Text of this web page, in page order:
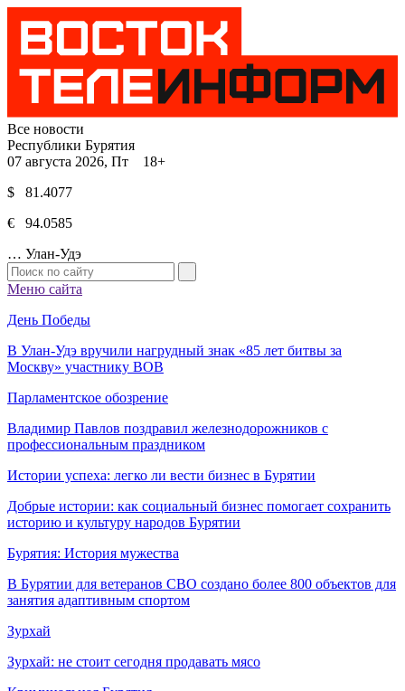
Все новости
Республики Бурятия
07 августа 2026, Пт 18+
$ 81.4077
€ 94.0585
… Улан-Удэ
Меню сайта
День Победы
В Улан-Удэ вручили нагрудный знак «85 лет битвы за
Москву» участнику ВОВ
Парламентское обозрение
Владимир Павлов поздравил железнодорожников с
профессиональным праздником
Истории успеха: легко ли вести бизнес в Бурятии
Добрые истории: как социальный бизнес помогает сохранить
историю и культуру народов Бурятии
Бурятия: История мужества
В Бурятии для ветеранов СВО создано более 800 объектов для
занятия адаптивным спортом
Зурхай
Зурхай: не стоит сегодня продавать мясо